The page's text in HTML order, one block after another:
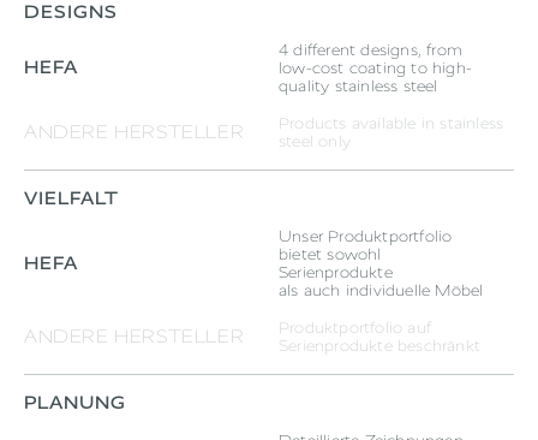
DESIGNS
HEFA
ANDERE HERSTELLER
4 different designs, from
low-cost coating to high-
quality stainless steel
Products available in stainless
steel only
VIELFALT
HEFA
Unser Produktportfolio
bietet sowohl
Serienprodukte
als auch individuelle Möbel
ANDERE HERSTELLER
Produktportfolio auf
Serienprodukte beschränkt
PLANUNG